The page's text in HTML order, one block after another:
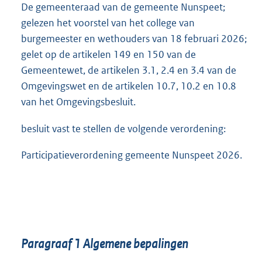
t
e
6
8
K
b
De gemeenteraad van de gemeente Nunspeet;
gelezen het voorstel van het college van
burgemeester en wethouders van 18 februari 2026;
gelet op de artikelen 149 en 150 van de
Gemeentewet, de artikelen 3.1, 2.4 en 3.4 van de
Omgevingswet en de artikelen 10.7, 10.2 en 10.8
van het Omgevingsbesluit.
besluit vast te stellen de volgende verordening:
Participatieverordening gemeente Nunspeet 2026.
Paragraaf 1 Algemene bepalingen